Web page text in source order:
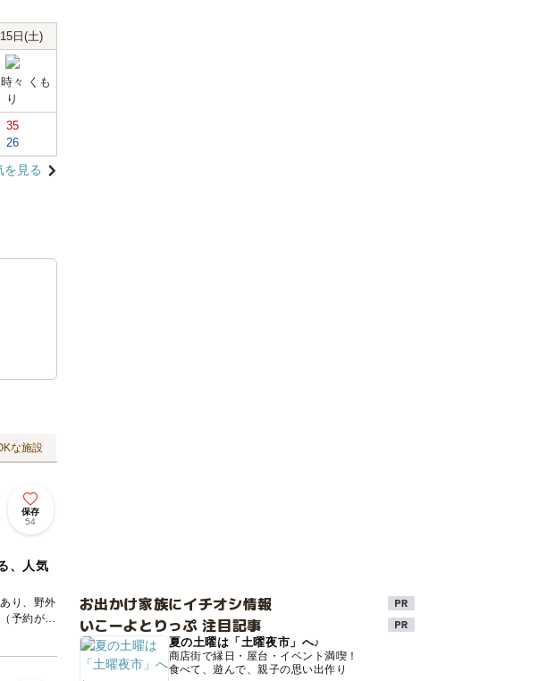
日(土)
々 くも
り
35
26
を見る
な施設
保存
54
、人気
り、野外
予約が必
の場所
お出かけ家族にイチオシ情報
いこーよとりっぷ 注目記事
夏の土曜は「土曜夜市」へ♪
商店街で縁日・屋台・イベント満喫！
食べて、遊んで、親子の思い出作り